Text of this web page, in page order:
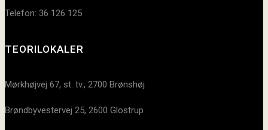
Telefon: 36 126 125
TEORILOKALER
Mørkhøjvej 67, st. tv., 2700 Brønshøj
Brøndbyvestervej 25, 2600 Glostrup